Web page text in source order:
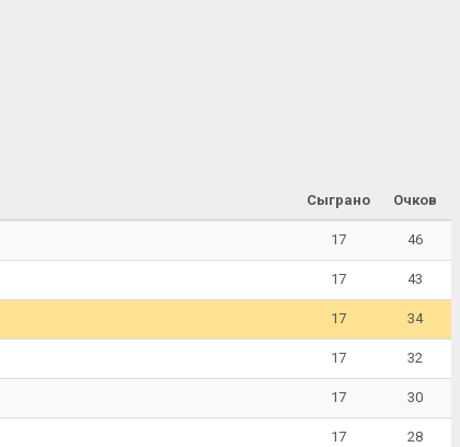
Сыграно Очков
17 46
17 43
17 34
17 32
17 30
17 28